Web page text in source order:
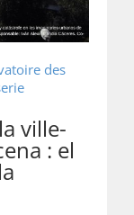
des
ville-
: el